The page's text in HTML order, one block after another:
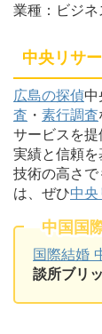
業種：ビジ
中央リサ
広島の探偵中
査 ・ 素行調査
サービスを
実績と信頼
技術の高さ
は、ぜひ中
中国国
国際結婚
談所ブリ